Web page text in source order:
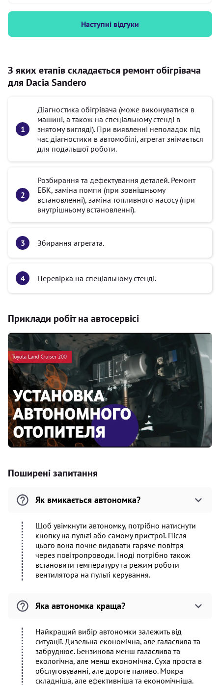
Наступні відгуки
З яких етапів складається ремонт обігрівача
для Dacia Sandero
Діагностика обігрівача (може виконуватися в
машині, а також на спеціальному стенді в
знятому вигляді). При виявленні неполадок під
час діагностики в автомобілі, агрегат знімається
для подальшої роботи.
Розбирання та дефектування деталей. Ремонт
ЕБК, заміна помпи (при зовнішньому
встановленні), заміна топливного насосу (при
внутрішньому встановленні).
Збирання агрегата.
Перевірка на спеціальному стенді.
Приклади робіт на автосервісі
Поширені запитання
Як вмикається автономка?
Щоб увімкнути автономку, потрібно натиснути
кнопку на пульті або самому пристрої. Після
цього вона почне видавати гаряче повітря
через повітропроводи. Іноді потрібно також
встановити температуру та режим роботи
вентилятора на пульті керування.
Яка автономка краща?
Найкращий вибір автономки залежить від
ситуації. Дизельна економічна, але галаслива та
забруднює. Бензинова менш галаслива та
екологічна, але менш економічна. Суха проста в
обслуговуванні, але дороге паливо. Мокра
складніша, але ефективніша та економічніша.